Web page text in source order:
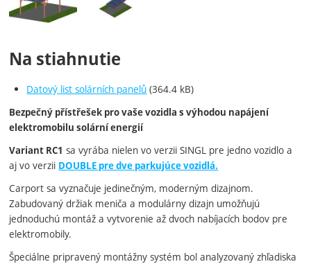
Na stiahnutie
Datový list solárních panelů (364.4 kB)
Bezpečný přístřešek pro vaše vozidla s výhodou napájení
elektromobilu solární energií
Variant RC1 sa vyrába nielen vo verzii SINGL pre jedno vozidlo a
aj vo verzii DOUBLE pre dve parkujúce vozidlá.
Carport sa vyznačuje jedinečným, moderným dizajnom.
Zabudovaný držiak meniča a modulárny dizajn umožňujú
jednoduchú montáž a vytvorenie až dvoch nabíjacích bodov pre
elektromobily.
Špeciálne pripravený montážny systém bol analyzovaný zhľadiska